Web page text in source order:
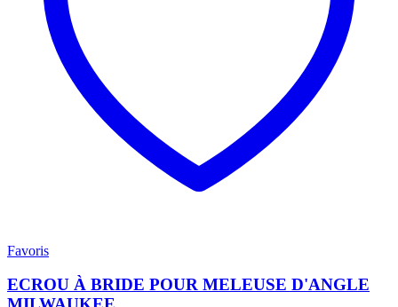
Favoris
ECROU À BRIDE POUR MELEUSE D'ANGLE